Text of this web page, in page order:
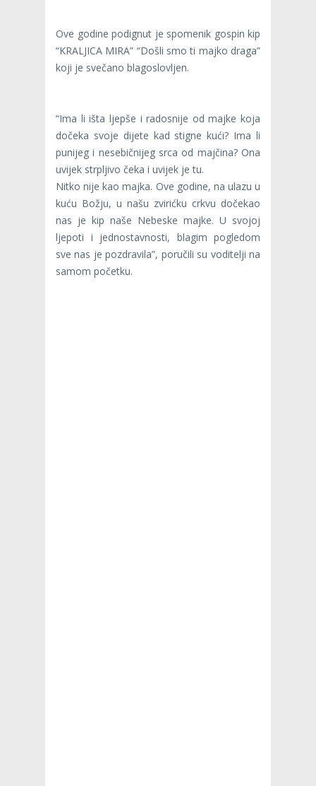
Ove godine podignut je spomenik gospin kip
“KRALJICA MIRA” “Došli smo ti majko draga”
koji je svečano blagoslovljen.
“Ima li išta ljepše i radosnije od majke koja
dočeka svoje dijete kad stigne kući? Ima li
punijeg i nesebičnijeg srca od majčina? Ona
uvijek strpljivo čeka i uvijek je tu.
Nitko nije kao majka. Ove godine, na ulazu u
kuću Božju, u našu zvirićku crkvu dočekao
nas je kip naše Nebeske majke. U svojoj
ljepoti i jednostavnosti, blagim pogledom
sve nas je pozdravila”, poručili su voditelji na
samom početku.